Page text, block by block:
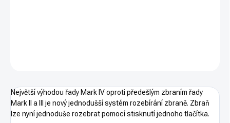
Největší výhodou řady Mark IV oproti předešlým zbraním řady
Mark II a III je nový jednodušší systém rozebírání zbraně. Zbraň
lze nyní jednoduše rozebrat pomocí stisknutí jednoho tlačítka.